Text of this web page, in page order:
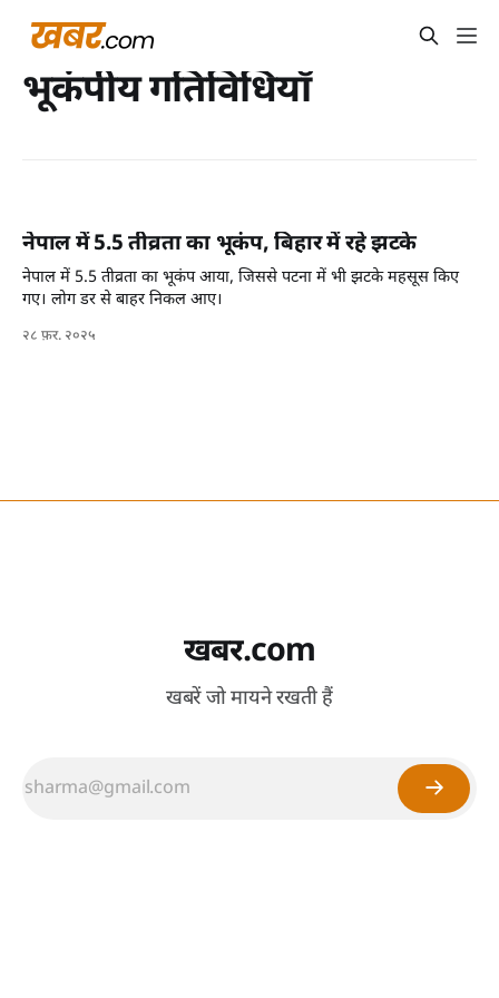
भूकंपीय गतिविधियाँ
नेपाल में 5.5 तीव्रता का भूकंप, बिहार में रहे झटके
नेपाल में 5.5 तीव्रता का भूकंप आया, जिससे पटना में भी झटके महसूस किए
गए। लोग डर से बाहर निकल आए।
२८ फ़र. २०२५
खबर.com
खबरें जो मायने रखती हैं